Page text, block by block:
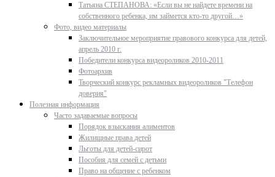
Татьяна СТЕПАНОВА: «Если вы не найдете времени на
собственного ребенка, им займется кто-то другой…»
Фото, видео материалы
Заключительное мероприятие правового конкурса для детей,
апрель 2010 г.
Победители конкурса видеороликов 2010-2011
Фотоархив
Творческий конкурс рекламных видеороликов "Телефон
доверия"
Полезная информация
Часто задаваемые вопросы
Порядок взыскания алиментов
Жилищные права детей
Льготы для детей-сирот
Пособия для семей с детьми
Право на общение с ребенком